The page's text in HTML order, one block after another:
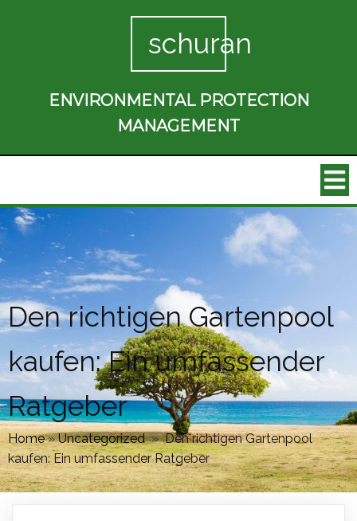
schuran
ENVIRONMENTAL PROTECTION
MANAGEMENT
Den richtigen Gartenpool
kaufen: Ein umfassender
Ratgeber
Home»Uncategorized » Den richtigen Gartenpool
kaufen: Ein umfassender Ratgeber